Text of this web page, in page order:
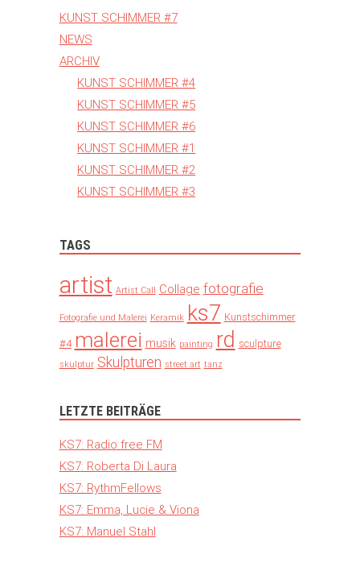
KUNST SCHIMMER #7
NEWS
ARCHIV
KUNST SCHIMMER #4
KUNST SCHIMMER #5
KUNST SCHIMMER #6
KUNST SCHIMMER #1
KUNST SCHIMMER #2
KUNST SCHIMMER #3
TAGS
artist Artist Call Collage fotografie
Fotografie und Malerei Keramik ks7 Kunstschimmer
#4 malerei musik painting rd sculpture
skulptur Skulpturen street art tanz
LETZTE BEITRÄGE
KS7: Radio free FM
KS7: Roberta Di Laura
KS7: RythmFellows
KS7: Emma, Lucie & Viona
KS7: Manuel Stahl